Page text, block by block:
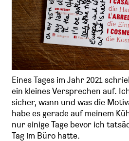
Eines Tages im Jahr 2021
ein kleines Versprechen auf.
sicher, wann und was die
habe es gerade auf meinem
nur einige Tage bevor ich
Tag im Büro hatte.